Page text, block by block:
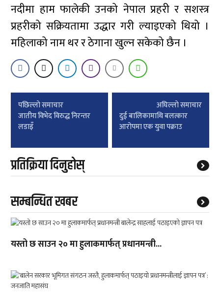
नदीमा हाम फालेकी उनको नेपाल प्रहरी र सशस्त्र
प्रहरीको सक्रियतामा उद्धार गरी ल्याइएको थियो ।
महिलाको नाम थर र ठेगाना खुल्न सकेको छैन ।
Post
navigation
पछिल्लाे समाचार
जातीय विभेद विरुद्ध निरन्तर
लडाइँ
अघिल्लाे समाचार
दुई बालिकामाथि बलत्कार
आरोपमा एक युवा पक्राउ
प्रतिक्रिया दिनुहोस्
सम्बन्धित खबर
यस्तो छ साउन २० मा हुलाकमार्फत् प्रधानमन्त्री...